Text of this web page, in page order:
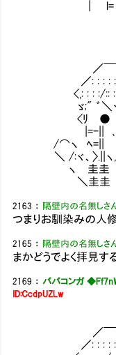
| l= | 圭
,
／￣￣
／: : : : : : : : : : :
<,: : : :/:: : : :
ゞ;" ゛＼ヾｿ'"イ
<ﾘ ● ●
|=-|| ､_,､_, ||=
/⌒ヽ ﾍ=|| ゝ._
＼ /:ヾ、〉.||ヽ,
ヽ 圭圭 i
＼圭圭 |
2163 ： 隔壁内の名無しさ
つまりお馴染みの人
2165 ： 隔壁内の名無しさ
まかどうでよく拝見
2169 ： ババコンガ
ID:CcdpUZLw
,
／￣￣
／: : : : : : : : : : :